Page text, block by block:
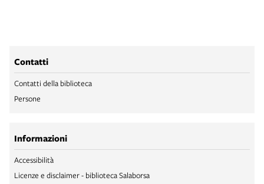
Contatti
Contatti della biblioteca
Persone
Informazioni
Accessibilità
Licenze e disclaimer - biblioteca Salaborsa